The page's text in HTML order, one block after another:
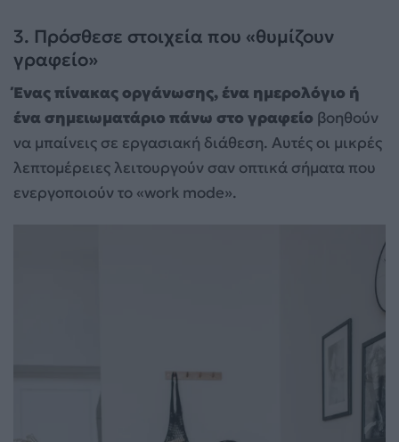
3. Πρόσθεσε στοιχεία που «θυμίζουν
γραφείο»
Ένας πίνακας οργάνωσης, ένα ημερολόγιο ή
ένα σημειωματάριο πάνω στο γραφείο βοηθούν
να μπαίνεις σε εργασιακή διάθεση. Αυτές οι μικρές
λεπτομέρειες λειτουργούν σαν οπτικά σήματα που
ενεργοποιούν το «work mode».